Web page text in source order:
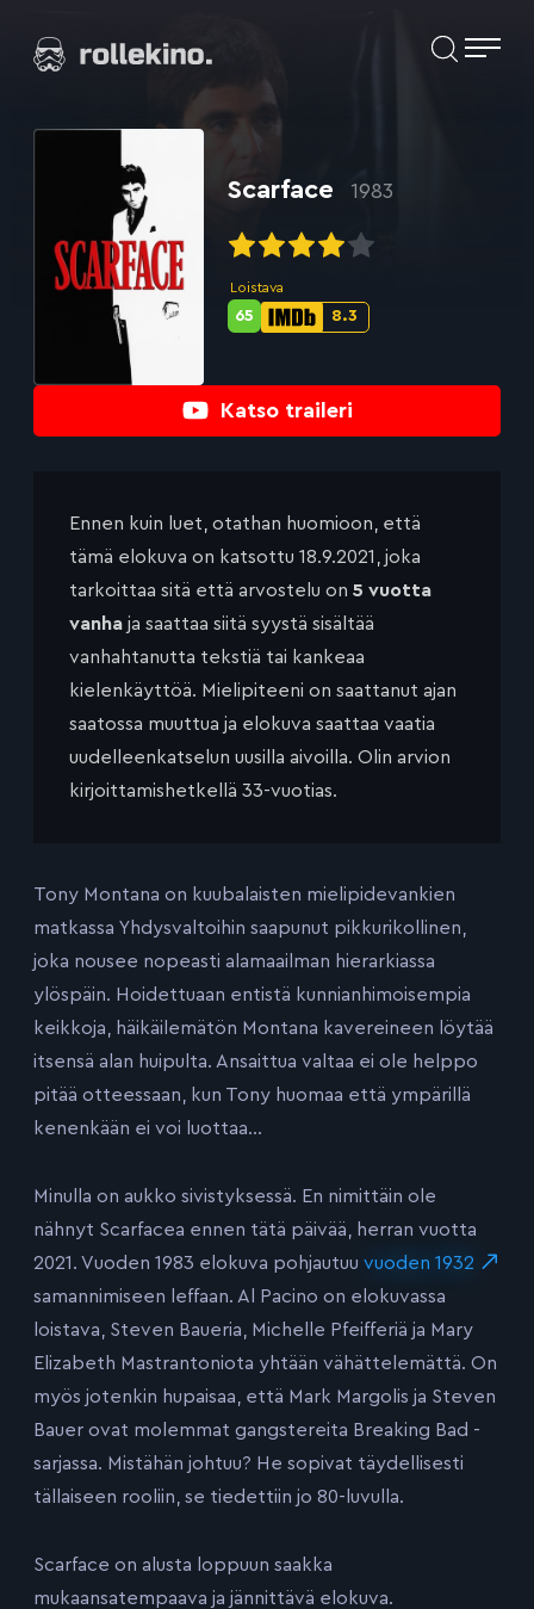
suoraan
Elokuvat ja elokuva-arviot | Rollekino.fi
Katso traileri
Scarface 1983
Loistava
IMDb-
8.3
Metascore-
65
Ennen kuin luet, otathan huomioon, että
tämä elokuva on katsottu 18.9.2021, joka
tarkoittaa sitä että arvostelu on 5 vuotta
vanha ja saattaa siitä syystä sisältää
vanhahtanutta tekstiä tai kankeaa
kielenkäyttöä. Mielipiteeni on saattanut ajan
saatossa muuttua ja elokuva saattaa vaatia
uudelleenkatselun uusilla aivoilla. Olin arvion
kirjoittamishetkellä 33-vuotias.
Tony Montana on kuubalaisten mielipidevankien
matkassa Yhdysvaltoihin saapunut pikkurikollinen,
joka nousee nopeasti alamaailman hierarkiassa
ylöspäin. Hoidettuaan entistä kunnianhimoisempia
keikkoja, häikäilemätön Montana kavereineen löytää
itsensä alan huipulta. Ansaittua valtaa ei ole helppo
pitää otteessaan, kun Tony huomaa että ympärillä
kenenkään ei voi luottaa…
Minulla on aukko sivistyksessä. En nimittäin ole
nähnyt Scarfacea ennen tätä päivää, herran vuotta
2021. Vuoden 1983 elokuva pohjautuu vuoden 1932
samannimiseen leffaan. Al Pacino on elokuvassa
loistava, Steven Baueria, Michelle Pfeifferiä ja Mary
Elizabeth Mastrantoniota yhtään vähättelemättä. On
myös jotenkin hupaisaa, että Mark Margolis ja Steven
Bauer ovat molemmat gangstereita Breaking Bad -
sarjassa. Mistähän johtuu? He sopivat täydellisesti
tällaiseen rooliin, se tiedettiin jo 80-luvulla.
Scarface on alusta loppuun saakka
mukaansatempaava ja jännittävä elokuva.